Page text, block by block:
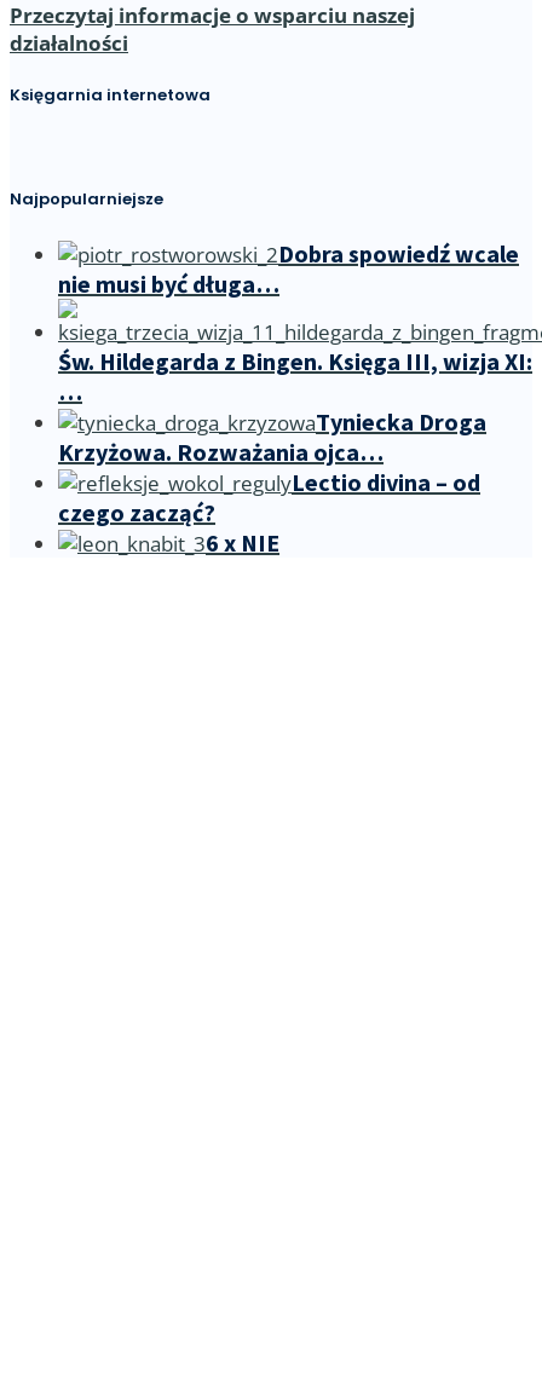
Przeczytaj informacje o wsparciu naszej
działalności
Księgarnia internetowa
Najpopularniejsze
Dobra spowiedź wcale
nie musi być długa…
Św. Hildegarda z Bingen. Księga III, wizja XI:
…
Tyniecka Droga
Krzyżowa. Rozważania ojca…
Lectio divina – od
czego zacząć?
6 x NIE